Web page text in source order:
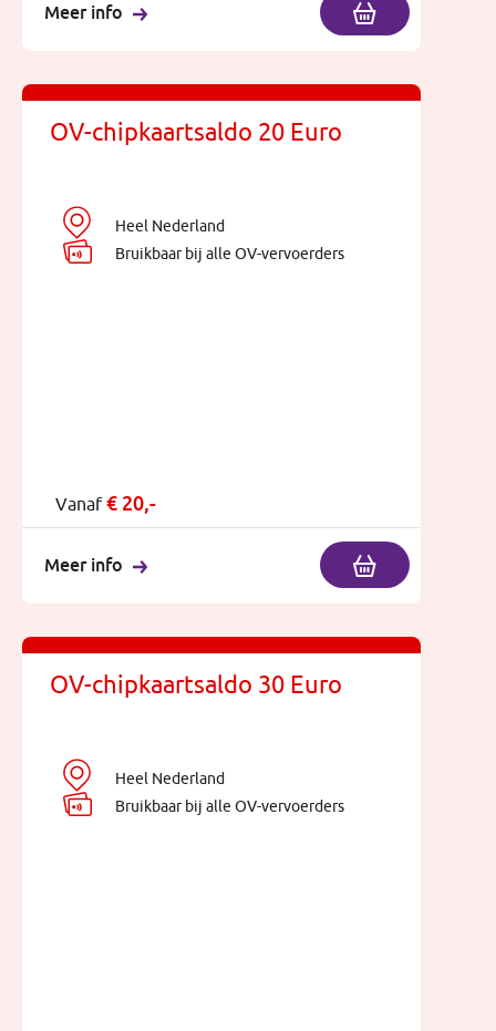
Meer info
OV-chipkaartsaldo 20 Euro
Heel Nederland
Bruikbaar bij alle OV-vervoerders
Vanaf € 20,-
Meer info
OV-chipkaartsaldo 30 Euro
Heel Nederland
Bruikbaar bij alle OV-vervoerders